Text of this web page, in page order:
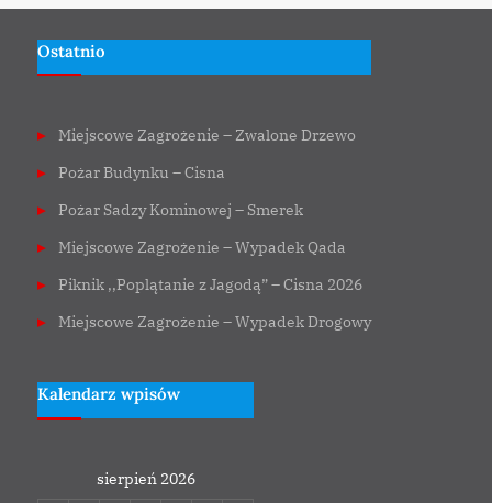
Ostatnio
Miejscowe Zagrożenie – Zwalone Drzewo
Pożar Budynku – Cisna
Pożar Sadzy Kominowej – Smerek
Miejscowe Zagrożenie – Wypadek Qada
Piknik ,,Poplątanie z Jagodą” – Cisna 2026
Miejscowe Zagrożenie – Wypadek Drogowy
Kalendarz wpisów
sierpień 2026